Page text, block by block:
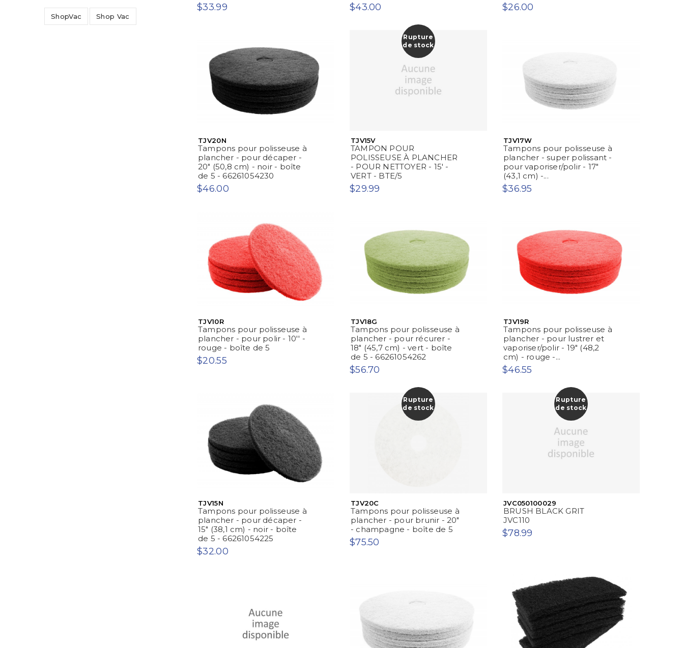
ShopVac Shop Vac
$33.99 $43.00 $26.00
TJV20N
Tampons pour polisseuse à
plancher - pour décaper -
20" (50,8 cm) - noir - boîte
de 5 - 66261054230
$46.00
Rupture
de stock
TJV15V
TAMPON POUR
POLISSEUSE À PLANCHER
- POUR NETTOYER - 15' -
VERT - BTE/5
$29.99
TJV17W
Tampons pour polisseuse à
plancher - super polissant -
pour vaporiser/polir - 17"
(43,1 cm) -...
$36.95
TJV10R
Tampons pour polisseuse à
plancher - pour polir - 10'' -
rouge - boîte de 5
$20.55
TJV18G
Tampons pour polisseuse à
plancher - pour récurer -
18" (45,7 cm) - vert - boîte
de 5 - 66261054262
$56.70
TJV19R
Tampons pour polisseuse à
plancher - pour lustrer et
vaporiser/polir - 19" (48,2
cm) - rouge -...
$46.55
TJV15N
Tampons pour polisseuse à
plancher - pour décaper -
15" (38,1 cm) - noir - boîte
de 5 - 66261054225
$32.00
Rupture
de stock
TJV20C
Tampons pour polisseuse à
plancher - pour brunir - 20"
- champagne - boîte de 5
$75.50
Rupture
de stock
JVC050100029
BRUSH BLACK GRIT
JVC110
$78.99